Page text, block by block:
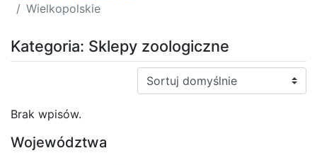
Wielkopolskie
Kategoria: Sklepy zoologiczne
Sortuj:
Brak wpisów.
Województwa